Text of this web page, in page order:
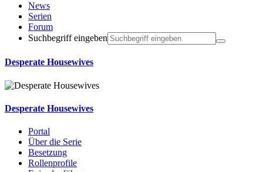
News
Serien
Forum
Suchbegriff eingeben
Desperate Housewives
Desperate Housewives
Portal
Über die Serie
Besetzung
Rollenprofile